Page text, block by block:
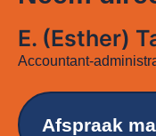
E. (Esther)
Accountant-
Afspraak